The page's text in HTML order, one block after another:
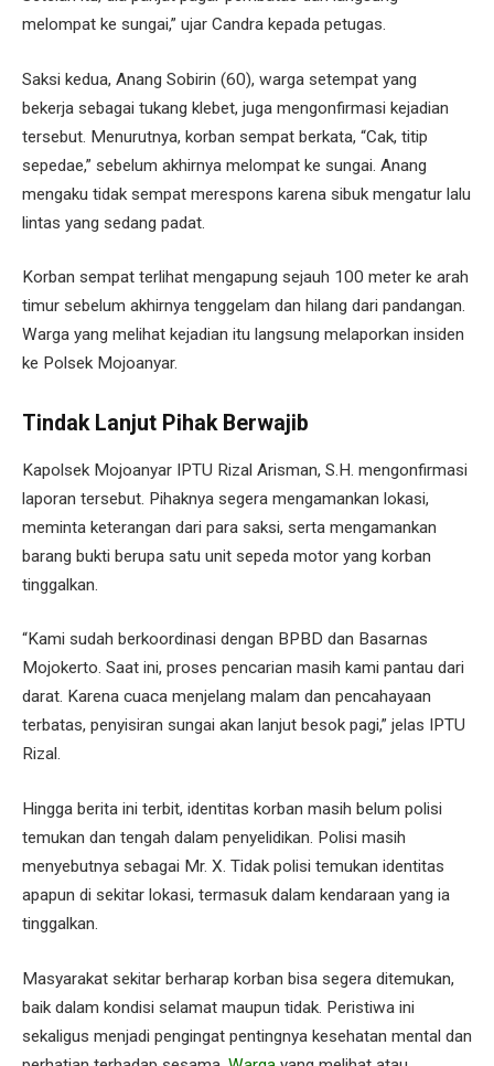
melompat ke sungai,” ujar Candra kepada petugas.
Saksi kedua, Anang Sobirin (60), warga setempat yang
bekerja sebagai tukang klebet, juga mengonfirmasi kejadian
tersebut. Menurutnya, korban sempat berkata, “Cak, titip
sepedae,” sebelum akhirnya melompat ke sungai. Anang
mengaku tidak sempat merespons karena sibuk mengatur lalu
lintas yang sedang padat.
Korban sempat terlihat mengapung sejauh 100 meter ke arah
timur sebelum akhirnya tenggelam dan hilang dari pandangan.
Warga yang melihat kejadian itu langsung melaporkan insiden
ke Polsek Mojoanyar.
Tindak Lanjut Pihak Berwajib
Kapolsek Mojoanyar IPTU Rizal Arisman, S.H. mengonfirmasi
laporan tersebut. Pihaknya segera mengamankan lokasi,
meminta keterangan dari para saksi, serta mengamankan
barang bukti berupa satu unit sepeda motor yang korban
tinggalkan.
“Kami sudah berkoordinasi dengan BPBD dan Basarnas
Mojokerto. Saat ini, proses pencarian masih kami pantau dari
darat. Karena cuaca menjelang malam dan pencahayaan
terbatas, penyisiran sungai akan lanjut besok pagi,” jelas IPTU
Rizal.
Hingga berita ini terbit, identitas korban masih belum polisi
temukan dan tengah dalam penyelidikan. Polisi masih
menyebutnya sebagai Mr. X. Tidak polisi temukan identitas
apapun di sekitar lokasi, termasuk dalam kendaraan yang ia
tinggalkan.
Masyarakat sekitar berharap korban bisa segera ditemukan,
baik dalam kondisi selamat maupun tidak. Peristiwa ini
sekaligus menjadi pengingat pentingnya kesehatan mental dan